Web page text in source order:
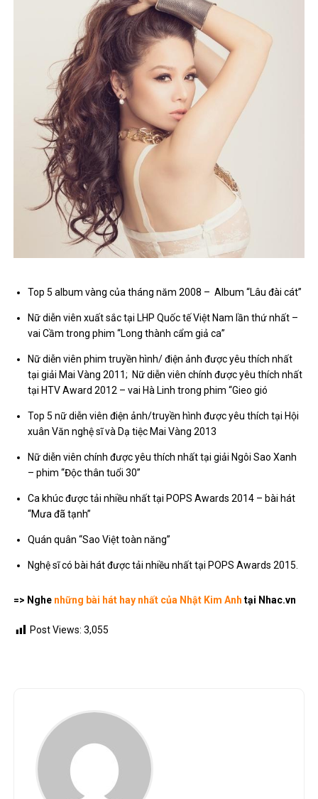
Top 5 album vàng của tháng năm 2008 – Album “Lâu đài cát”
Nữ diễn viên xuất sắc tại LHP Quốc tế Việt Nam lần thứ nhất –
vai Cầm trong phim “Long thành cẩm giả ca”
Nữ diễn viên phim truyền hình/ điện ảnh được yêu thích nhất
tại giải Mai Vàng 2011; Nữ diễn viên chính được yêu thích nhất
tại HTV Award 2012 – vai Hà Linh trong phim “Gieo gió
Top 5 nữ diễn viên điện ảnh/truyền hình được yêu thích tại Hội
xuân Văn nghệ sĩ và Dạ tiệc Mai Vàng 2013
Nữ diễn viên chính được yêu thích nhất tại giải Ngôi Sao Xanh
– phim “Độc thân tuổi 30”
Ca khúc được tải nhiều nhất tại POPS Awards 2014 – bài hát
“Mưa đã tạnh”
Quán quân “Sao Việt toàn năng”
Nghệ sĩ có bài hát được tải nhiều nhất tại POPS Awards 2015.
=> Nghe những bài hát hay nhất của Nhật Kim Anh tại Nhac.vn
Post Views: 3,055